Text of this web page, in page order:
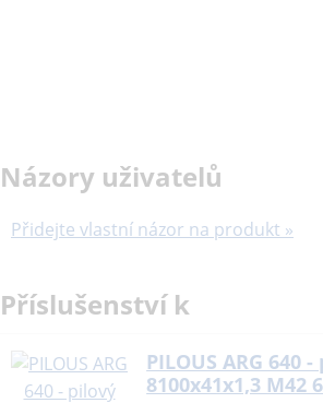
Názory uživatelů
Přidejte vlastní názor na produkt »
Příslušenství k
PILOUS ARG 640
8100x41x1,3 M42